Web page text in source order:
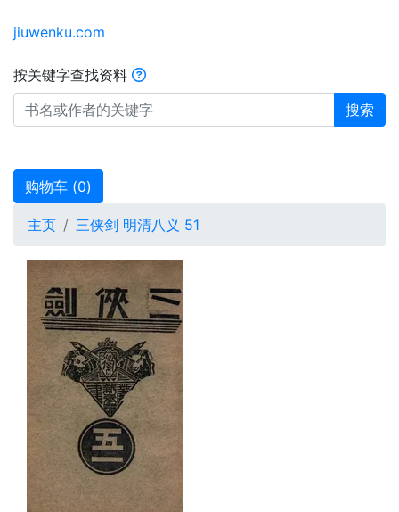
jiuwenku.com
按关键字查找资料
搜索
购物车 (0)
主页 三侠剑 明清八义 51